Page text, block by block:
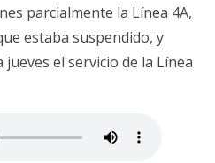
parcialmente la Línea 4A,
estaba suspendido, y
el servicio de la Línea